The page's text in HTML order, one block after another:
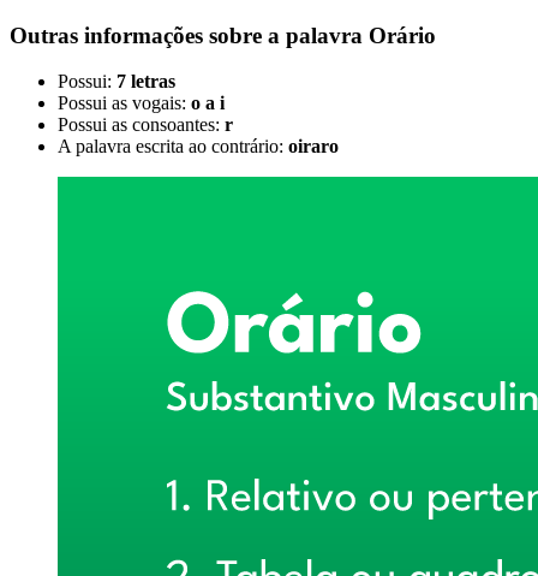
Outras informações sobre a palavra Orário
Possui: 7 letras
Possui as vogais: o a i
Possui as consoantes: r
A palavra escrita ao contrário: oiraro